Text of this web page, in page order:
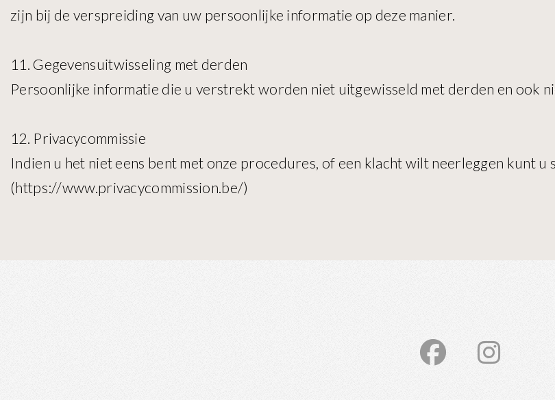
zijn bij de verspreiding van uw persoonlijke informatie op deze manier.
11. Gegevensuitwisseling met derden
Persoonlijke informatie die u verstrekt worden niet uitgewisseld met derden en ook
12. Privacycommissie
Indien u het niet eens bent met onze procedures, of een klacht wilt neerleggen kunt u
(https://www.privacycommission.be/)